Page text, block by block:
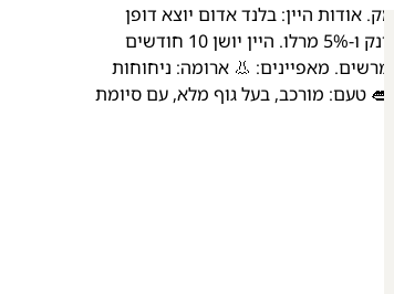
אודות היין: בלנד אדום יוצא דופן
המורכב מ-60% פטי ורדו, 18% קברנה סוביניון, 17% קברנה פרנק ו-5% מרלו. היין יושן 10 חודשים
מאפיינים: 👃 ארומה: ניחוחות
טעם: מורכב, בעל גוף מלא, עם סיומת